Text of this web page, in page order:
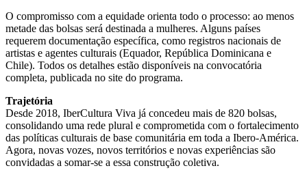
O compromisso com a equidade orienta todo o processo: ao menos
metade das bolsas será destinada a mulheres. Alguns países
requerem documentação específica, como registros nacionais de
artistas e agentes culturais (Equador, República Dominicana e
Chile). Todos os detalhes estão disponíveis na convocatória
completa, publicada no site do programa.
Trajetória
Desde 2018, IberCultura Viva já concedeu mais de 820 bolsas,
consolidando uma rede plural e comprometida com o fortalecimento
das políticas culturais de base comunitária em toda a Ibero-América.
Agora, novas vozes, novos territórios e novas experiências são
convidadas a somar-se a essa construção coletiva.